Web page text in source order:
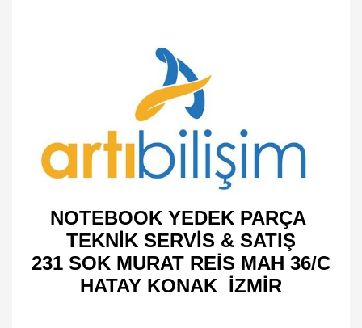
NOTEBOOK YEDEK PARÇA
TEKNİK SERVİS & SATIŞ
231 SOK MURAT REİS MAH 36/C
HATAY KONAK İZMİR